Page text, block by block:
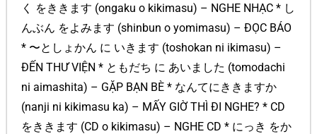
く をききます (ongaku o kikimasu) – NGHE NHẠC * し
んぶん をよみます (shinbun o yomimasu) – ĐỌC BÁO
* 〜としょかん に いきます (toshokan ni ikimasu) –
ĐẾN THƯ VIỆN * ともだち に あいました (tomodachi
ni aimashita) – GẶP BẠN BÈ * なんてにききますか
(nanji ni kikimasu ka) – MẤY GIỜ THÌ ĐI NGHE? * CD
をききます (CD o kikimasu) – NGHE CD * にっき をか